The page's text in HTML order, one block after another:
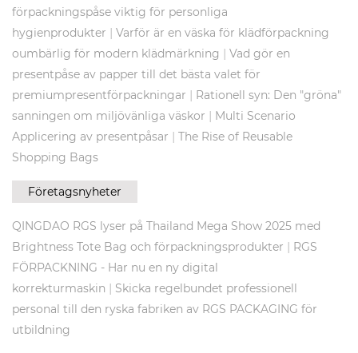
förpackningspåse viktig för personliga
hygienprodukter | Varför är en väska för klädförpackning
oumbärlig för modern klädmärkning | Vad gör en
presentpåse av papper till det bästa valet för
premiumpresentförpackningar | Rationell syn: Den "gröna"
sanningen om miljövänliga väskor | Multi Scenario
Applicering av presentpåsar | The Rise of Reusable
Shopping Bags
Företagsnyheter
QINGDAO RGS lyser på Thailand Mega Show 2025 med
Brightness Tote Bag och förpackningsprodukter | RGS
FÖRPACKNING - Har nu en ny digital
korrekturmaskin | Skicka regelbundet professionell
personal till den ryska fabriken av RGS PACKAGING för
utbildning